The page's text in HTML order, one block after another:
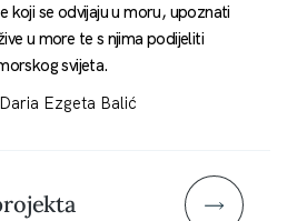
koji se odvijaju u moru, upoznati
u more te s njima podijeliti
svijeta.
Ezgeta Balić